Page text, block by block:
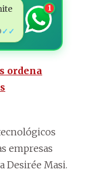
✓✓
1
ordena
empresas
Desirée Masi.